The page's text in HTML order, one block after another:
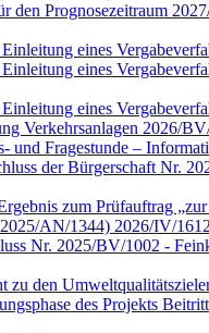
den Prognosezeitraum
eines
eines
eines
Verkehrsanlagen 2026/
und Fragestunde –
der Bürgerschaft Nr.
zum Prüfauftrag
AN/1344) 2026/IV/
Nr. 2025/BV/1002 -
zu den
des Projekts